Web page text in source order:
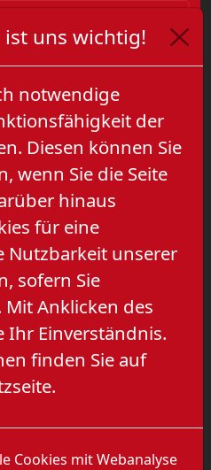
uns wichtig!
notwendige
der
Diesen können Sie
wenn Sie die Seite
hinaus
für eine
Nutzbarkeit unserer
sofern Sie
Anklicken des
Ihr Einverständnis.
finden Sie auf
Cookies mit Webanalyse
Next
Sichel